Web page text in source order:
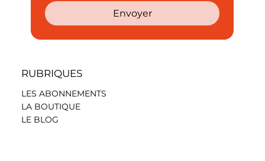
Envoyer
RUBRIQUES
LES ABONNEMENTS
LA BOUTIQUE
LE BLOG